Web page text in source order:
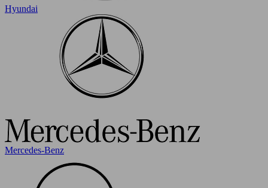
Hyundai
Mercedes-Benz